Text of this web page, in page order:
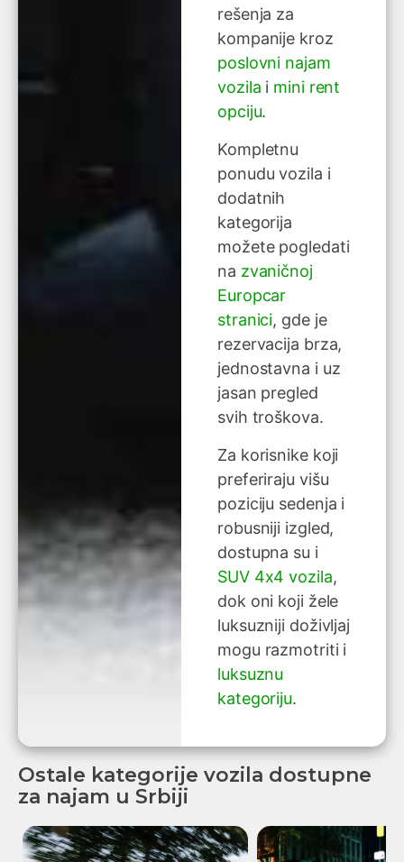
rešenja za
kompanije kroz
poslovni najam
vozila i mini rent
opciju.
Kompletnu
ponudu vozila i
dodatnih
kategorija
možete pogledati
na zvaničnoj
Europcar
stranici, gde je
rezervacija brza,
jednostavna i uz
jasan pregled
svih troškova.
Za korisnike koji
preferiraju višu
poziciju sedenja i
robusniji izgled,
dostupna su i
SUV 4x4 vozila,
dok oni koji žele
luksuzniji doživljaj
mogu razmotriti i
luksuznu
kategoriju.
Ostale kategorije vozila dostupne
za najam u Srbiji